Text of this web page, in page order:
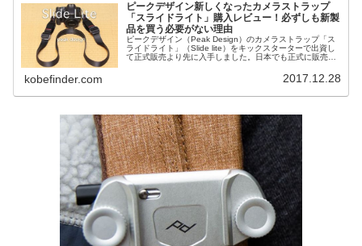
ピークデザイン新しくなったカメラストラップ
「スライドライト」購入レビュー！必ずしも新製
品を買う必要がない理由
ピークデザイン（Peak Design）のカメラストラップ「ス
ライドライト」（Slide lite）をキックスターターで出資し
て正式販売より先に入手しました。日本でも正式に販売開
kobefinder.com 2017.12.28